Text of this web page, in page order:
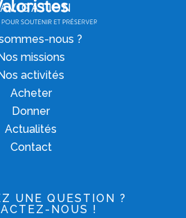
nous ?
missions
activités
Acheter
Donner
Actualités
Contact
UNE QUESTION ?
NOUS !